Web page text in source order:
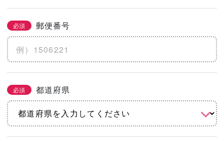
必須 郵便番号
必須 都道府県